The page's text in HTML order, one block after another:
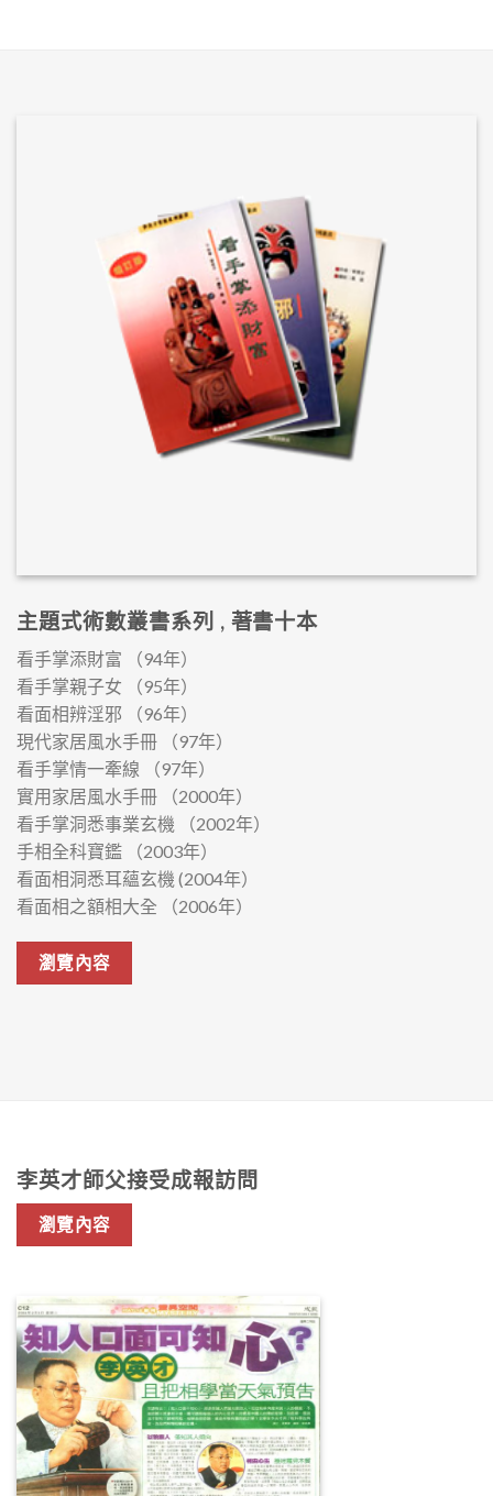
主題式術數叢書系列 , 著書十本
看手掌添財富 （94年）
看手掌親子女 （95年）
看面相辨淫邪 （96年）
現代家居風水手冊 （97年）
看手掌情一牽線 （97年）
實用家居風水手冊 （2000年）
看手掌洞悉事業玄機 （2002年）
手相全科寶鑑 （2003年）
看面相洞悉耳蘊玄機 (2004年）
看面相之額相大全 （2006年）
瀏覽內容
李英才師父接受成報訪問
瀏覽內容